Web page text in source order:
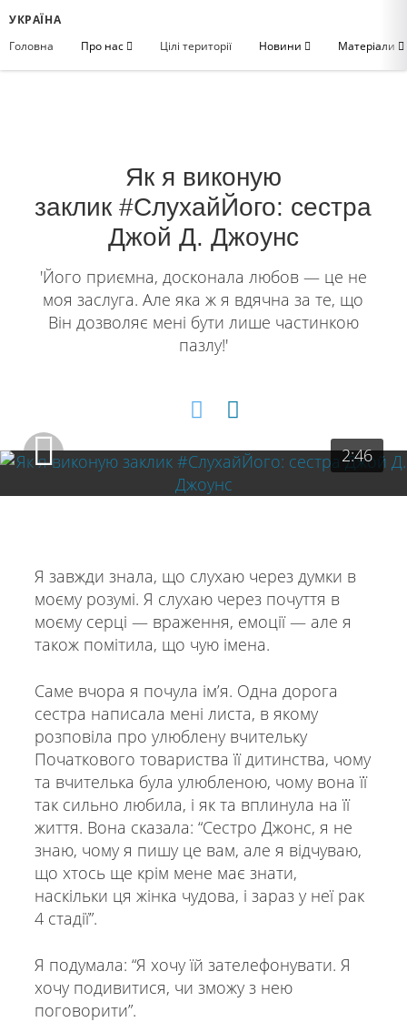
УКРАЇНА
Головна
Про нас Цілі території Новини Матеріали
Як я виконую
заклик #СлухайЙого​​: сестра
Джой Д. Джоунс
'Його приємна, досконала любов — це не
моя заслуга. Але яка ж я вдячна за те, що
Він дозволяє мені бути лише частинкою
пазлу!'
2:46
Я завжди знала, що слухаю через думки в
моєму розумі. Я слухаю через почуття в
моєму серці — враження, емоції — але я
також помітила, що чую імена.
Саме вчора я почула ім’я. Одна дорога
сестра написала мені листа, в якому
розповіла про улюблену вчительку
Початкового товариства її дитинства, чому
та вчителька була улюбленою, чому вона її
так сильно любила, і як та вплинула на її
життя. Вона сказала: “Сестро Джонс, я не
знаю, чому я пишу це вам, але я відчуваю,
що хтось ще крім мене має знати,
наскільки ця жінка чудова, і зараз у неї рак
4 стадії”.
Я подумала: “Я хочу їй зателефонувати. Я
хочу подивитися, чи зможу з нею
поговорити”.